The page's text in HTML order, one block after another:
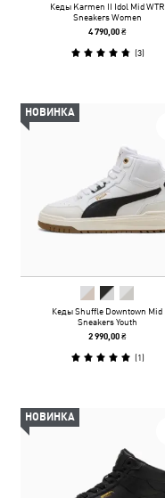
Кеды Karmen II Idol Mid WTR
Sneakers Women
4 790,00 ₴
(3)
НОВИНКА
Кеды Shuffle Downtown Mid
Sneakers Youth
2 990,00 ₴
(1)
НОВИНКА